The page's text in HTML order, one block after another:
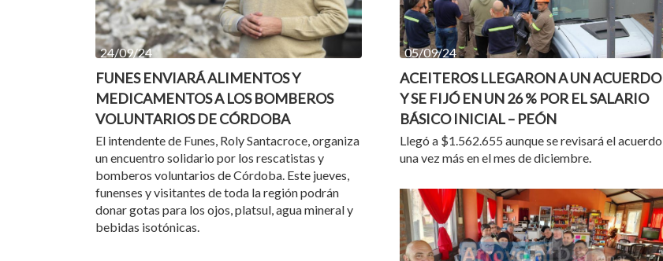
24/09/24
FUNES ENVIARÁ ALIMENTOS Y
MEDICAMENTOS A LOS BOMBEROS
VOLUNTARIOS DE CÓRDOBA
El intendente de Funes, Roly Santacroce, organiza
un encuentro solidario por los rescatistas y
bomberos voluntarios de Córdoba. Este jueves,
funenses y visitantes de toda la región podrán
donar gotas para los ojos, platsul, agua mineral y
bebidas isotónicas.
05/09/24
ACEITEROS LLEGARON A UN ACUERDO
Y SE FIJÓ EN UN 26 % POR EL SALARIO
BÁSICO INICIAL – PEÓN
Llegó a $1.562.655 aunque se revisará el acuerdo
una vez más en el mes de diciembre.